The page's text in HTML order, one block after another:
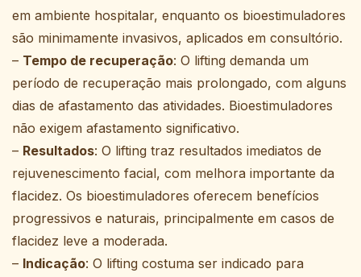
em ambiente hospitalar, enquanto os bioestimuladores
são minimamente invasivos, aplicados em consultório.
– Tempo de recuperação: O lifting demanda um
período de recuperação mais prolongado, com alguns
dias de afastamento das atividades. Bioestimuladores
não exigem afastamento significativo.
– Resultados: O lifting traz resultados imediatos de
rejuvenescimento facial, com melhora importante da
flacidez. Os bioestimuladores oferecem benefícios
progressivos e naturais, principalmente em casos de
flacidez leve a moderada.
– Indicação: O lifting costuma ser indicado para